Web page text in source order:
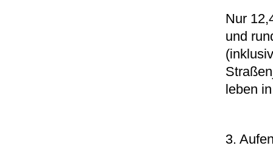
Nur
und
leben
3.